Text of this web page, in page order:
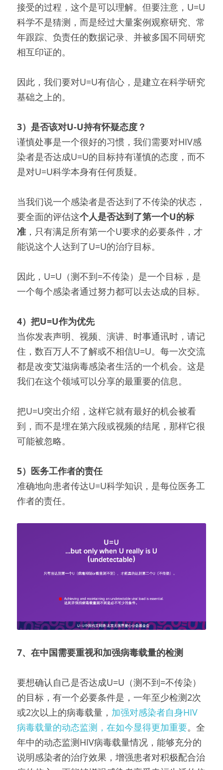
接受的过程，这个是可以理解。但要注意，U=U
科学不是猜测，而是经过大量案例观察研究、常
年跟踪、负责任的数据记录、并被多国不同研究
相互印证的。
因此，我们要对U=U有信心，是建立在科学研究
基础之上的。
3）是否该对U-U持有怀疑态度？
谨慎处事是一个很好的习惯，我们需要对HIV感
染者是否达成U=U的目标持有谨慎的态度，而不
是对U=U科学本身有任何质疑。
当我们说一个感染者是否达到了不传染的状态，
要全面的评估这个人是否达到了第一个U的标
准 ，只有满足所有第一个U要求的必要条件，才
能说这个人达到了U=U的治疗目标。
因此，U=U（测不到=不传染）是一个目标，是
一个每个感染者通过努力都可以去达成的目标。
4）把U=U作为优先
当你发表声明、视频、演讲、时事通讯时，请记
住，数百万人不了解或不相信U=U。每一次交流
都是改变艾滋病毒感染者生活的一个机会。这是
我们在这个领域可以分享的最重要的信息。
把U=U突出介绍，这样它就有最好的机会被看
到，而不是埋在第六段或视频的结尾，那样它很
可能被忽略。
5）医务工作者的责任
准确地向患者传达U=U科学知识，是每位医务工
作者的责任。
7、 在中国需要重视和加强病毒载量的检测
要想确认自己是否达成U=U（测不到=不传染）
的目标，有一个必要条件是，一年至少检测2次
或2次以上的病毒载量， 加强对感染者自身HIV
病毒载量的动态监测，在如今显得更加重要。全
年中的动态监测HIV病毒载量情况，能够充分的
说明感染者的治疗效果，增强患者对积极配合治